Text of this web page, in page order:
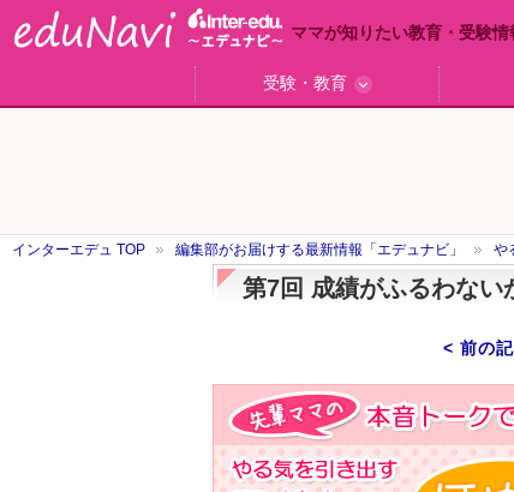
ママが知りたい教育・受験情
受験・教育
インターエデュ TOP 編集部がお届けする最新情報「エデュナビ」 や
第7回 成績がふるわな
< 前の